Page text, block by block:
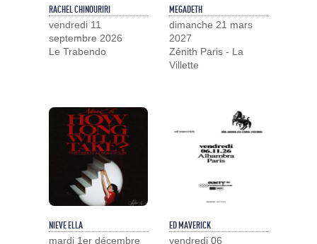
RACHEL CHINOURIRI
vendredi 11
septembre 2026
Le Trabendo
MEGADETH
dimanche 21 mars
2027
Zénith Paris - La
Villette
NIEVE ELLA
mardi 1er décembre
ED MAVERICK
vendredi 06